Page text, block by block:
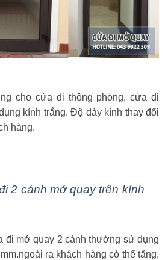
cho cửa đi thông phòng, cửa đi
kính trắng. Độ dày kính thay đổi
hàng.
2 cánh mở quay trên kính
đi mở quay 2 cánh thường sử dụng
ra khách hàng có thể tăng,